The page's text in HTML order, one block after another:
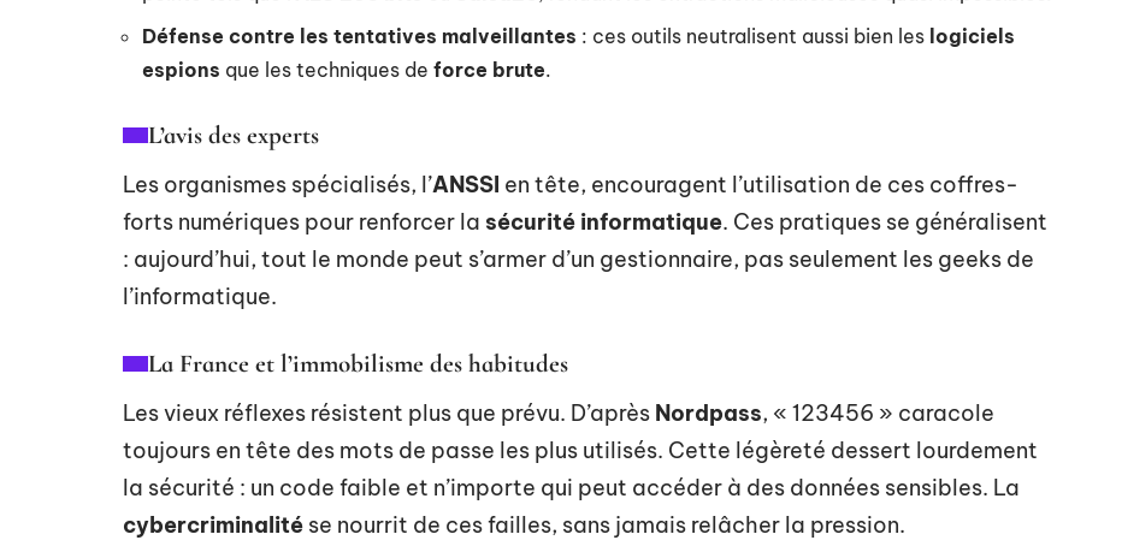
Défense contre les tentatives malveillantes : ces outils neutralisent aussi bien les logiciels
espions que les techniques de force brute.
L’avis des experts
Les organismes spécialisés, l’ANSSI en tête, encouragent l’utilisation de ces coffres-
forts numériques pour renforcer la sécurité informatique. Ces pratiques se généralisent
: aujourd’hui, tout le monde peut s’armer d’un gestionnaire, pas seulement les geeks de
l’informatique.
La France et l’immobilisme des habitudes
Les vieux réflexes résistent plus que prévu. D’après Nordpass, « 123456 » caracole
toujours en tête des mots de passe les plus utilisés. Cette légèreté dessert lourdement
la sécurité : un code faible et n’importe qui peut accéder à des données sensibles. La
cybercriminalité se nourrit de ces failles, sans jamais relâcher la pression.